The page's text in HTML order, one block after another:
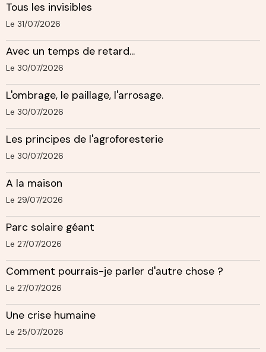
Tous les invisibles
Le 31/07/2026
Avec un temps de retard...
Le 30/07/2026
L'ombrage, le paillage, l'arrosage.
Le 30/07/2026
Les principes de l'agroforesterie
Le 30/07/2026
A la maison
Le 29/07/2026
Parc solaire géant
Le 27/07/2026
Comment pourrais-je parler d'autre chose ?
Le 27/07/2026
Une crise humaine
Le 25/07/2026